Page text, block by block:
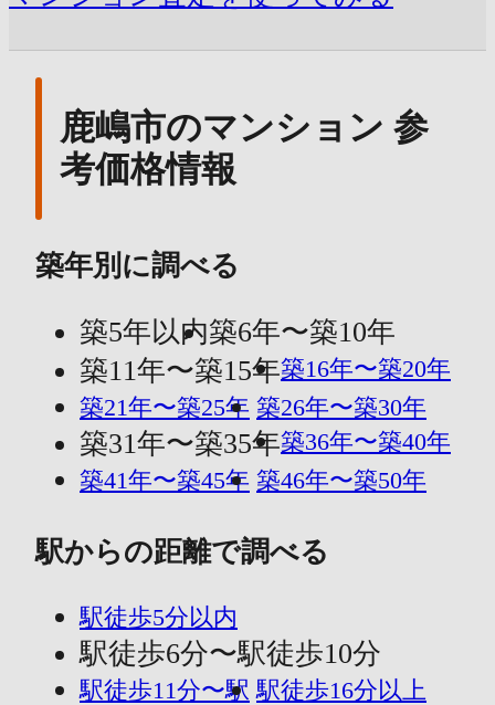
鹿嶋市のマンション 参
考価格情報
築年別に調べる
築5年以内築6年〜築10年
築11年〜築15年築16年〜築20年
築21年〜築25年 築26年〜築30年
築31年〜築35年築36年〜築40年
築41年〜築45年 築46年〜築50年
駅からの距離で調べる
駅徒歩5分以内
駅徒歩6分〜駅徒歩10分
駅徒歩11分〜駅 駅徒歩16分以上